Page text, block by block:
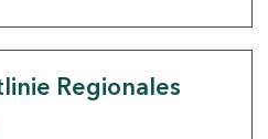
Regionales